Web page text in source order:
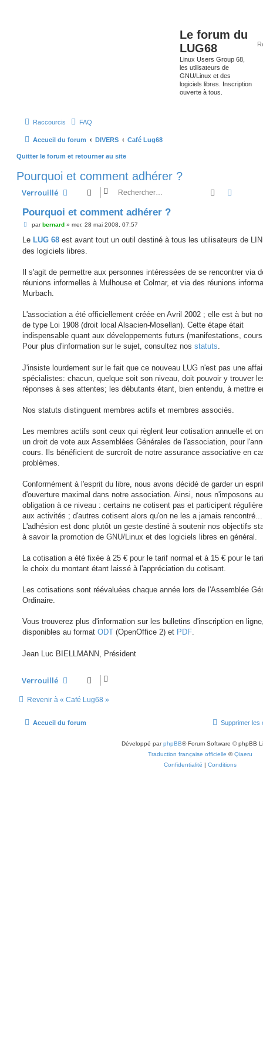
Le forum du
LUG68
Linux Users Group 68,
les utilisateurs de
GNU/Linux et des
logiciels libres. Inscription
ouverte à tous.
Raccourcis FAQ
Accueil du forum DIVERS Café Lug68
Quitter le forum et retourner au site
Pourquoi et comment adhérer ?
Verrouillé Rechercher
Pourquoi et comment adhérer ?
M
s
a
parbernard» mer. 28 mai 2008, 07:57
Le LUG 68 est avant tout un outil destiné à tous les utilisateurs de
des logiciels libres.
Il s'agit de permettre aux personnes intéressées de se rencontrer via
réunions informelles à Mulhouse et Colmar, et via des réunions
Murbach.
L'association a été officiellement créée en Avril 2002 ; elle est à but
de type Loi 1908 (droit local Alsacien-Mosellan). Cette étape était
indispensable quant aux développements futurs (manifestations,
Pour plus d'information sur le sujet, consultez nos statuts.
J'insiste lourdement sur le fait que ce nouveau LUG n'est pas une
spécialistes: chacun, quelque soit son niveau, doit pouvoir y trouver
réponses à ses attentes; les débutants étant, bien entendu, à mettre
Nos statuts distinguent membres actifs et membres associés.
Les membres actifs sont ceux qui règlent leur cotisation annuelle et
un droit de vote aux Assemblées Générales de l'association, pour
cours. Ils bénéficient de surcroît de notre assurance associative en
problèmes.
Conformément à l'esprit du libre, nous avons décidé de garder un
d'ouverture maximal dans notre association. Ainsi, nous n'imposons
obligation à ce niveau : certains ne cotisent pas et participent
aux activités ; d'autres cotisent alors qu'on ne les a jamais rencontré...
L'adhésion est donc plutôt un geste destiné à soutenir nos objectifs
à savoir la promotion de GNU/Linux et des logiciels libres en général.
La cotisation a été fixée à 25 € pour le tarif normal et à 15 € pour le
le choix du montant étant laissé à l'appréciation du cotisant.
Les cotisations sont réévaluées chaque année lors de l'Assemblée
Ordinaire.
Vous trouverez plus d'information sur les bulletins d'inscription en
disponibles au format ODT (OpenOffice 2) et PDF.
Jean Luc BIELLMANN, Président
Verrouillé
Revenir à « Café Lug68 »
Accueil du forum Supprimer les
Développé parphpBB® Forum Software © phpBB
Traduction française officielle ©Qiaeru
Confidentialité | Conditions